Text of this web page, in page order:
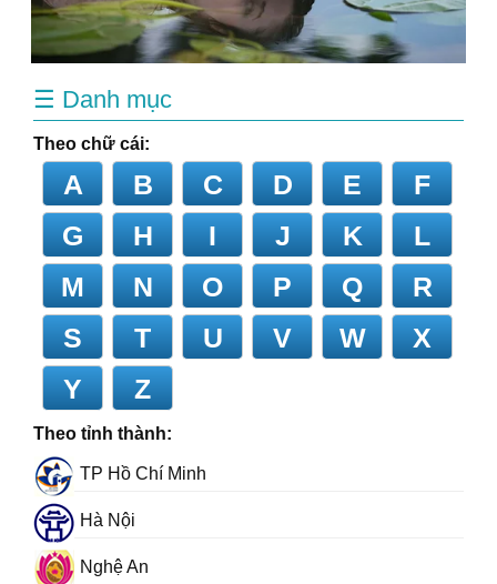
☰ Danh mục
Theo chữ cái:
A B C D E
F
G
H I J K
L
M
N O P Q
R
S
T U V W
X
Y
Z
Theo tỉnh thành:
TP Hồ Chí Minh
Hà Nội
Nghệ An